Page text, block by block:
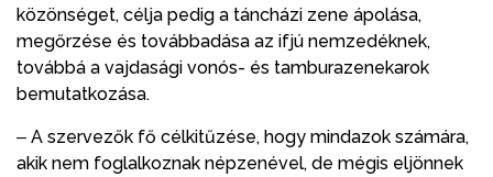
közönséget, célja pedig a táncházi zene ápolása,
megőrzése és továbbadása az ifjú nemzedéknek,
továbbá a vajdasági vonós- és tamburazenekarok
bemutatkozása.
‒ A szervezők fő célkitűzése, hogy mindazok számára,
akik nem foglalkoznak népzenével, de mégis eljönnek